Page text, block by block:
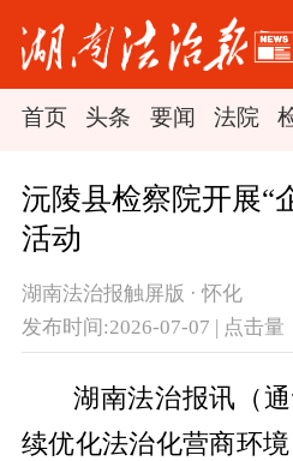
首页 头条 要闻 法院
沅陵县检察院开展“
活动
湖南法治报触屏版 · 怀化
发布时间:2026-07-07 | 点击量
湖南法治报讯（
续优化法治化营商环